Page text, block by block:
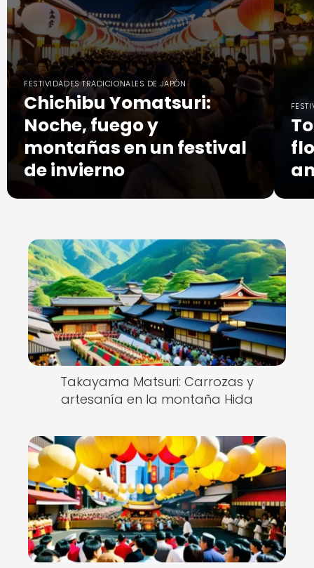
FESTIVIDADES TRADICIONALES DE JAPÓN
Chichibu Yomatsuri:
Noche, fuego y
montañas en un festival
de invierno
Takayama Matsuri: Carrozas y
artesanía en la montaña Hida